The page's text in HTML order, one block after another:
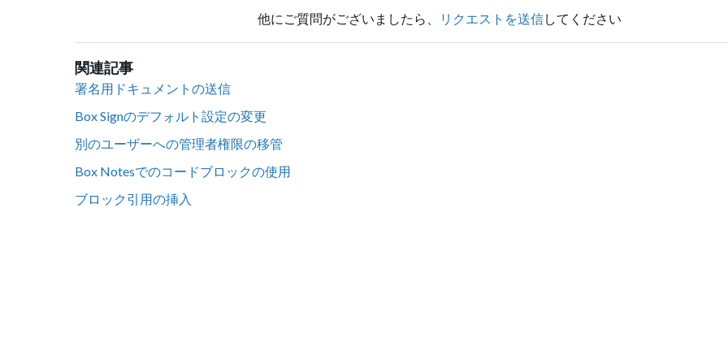
他にご質問がございましたら、 リクエストを送信してください
関連記事
署名用ドキュメントの送信
Box Signのデフォルト設定の変更
別のユーザーへの管理者権限の移管
Box Notesでのコードブロックの使用
ブロック引用の挿入